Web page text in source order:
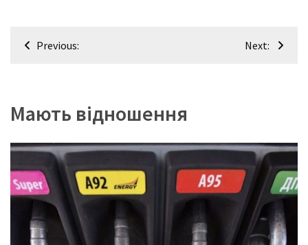
Навігація
Previous: Next:
Мають відношення